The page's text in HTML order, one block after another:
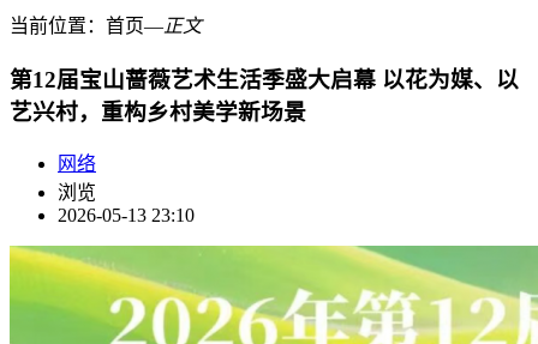
当前位置： 首页―正文
第12届宝山蔷薇艺术生活季盛大启幕 以花为媒、以
艺兴村，重构乡村美学新场景
网络
浏览
2026-05-13 23:10